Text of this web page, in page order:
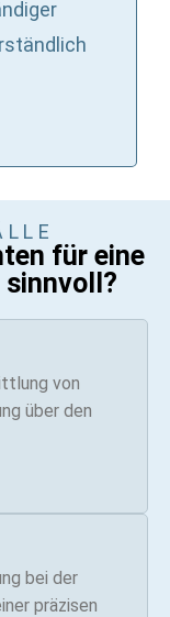
für eine
sinnvoll?
von
über den
bei der
präzisen